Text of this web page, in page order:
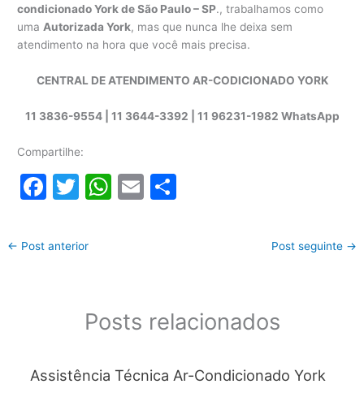
condicionado York de São Paulo – SP., trabalhamos como
umaAutorizada York, mas que nunca lhe deixa sem
atendimento na hora que você mais precisa.
CENTRAL DE ATENDIMENTO AR-CODICIONADO YORK
11 3836-9554 | 11 3644-3392 | 11 96231-1982 WhatsApp
Compartilhe:
F
c
k
T
itt
W
p
E
← Post anterior Post seguinte →
Posts relacionados
Assistência Técnica Ar-Condicionado York